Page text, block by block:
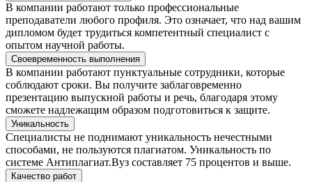
В компании работают только профессиональные
преподаватели любого профиля. Это означает, что над вашим
дипломом будет трудиться компетентный специалист с
опытом научной работы.
Своевременность выполнения
В компании работают пунктуальные сотрудники, которые
соблюдают сроки. Вы получите заблаговременно
презентацию выпускной работы и речь, благодаря этому
сможете надлежащим образом подготовиться к защите.
Уникальность
Специалисты не поднимают уникальность нечестными
способами, не пользуются плагиатом. Уникальность по
системе Антиплагиат.Вуз составляет 75 процентов и выше.
Качество работ